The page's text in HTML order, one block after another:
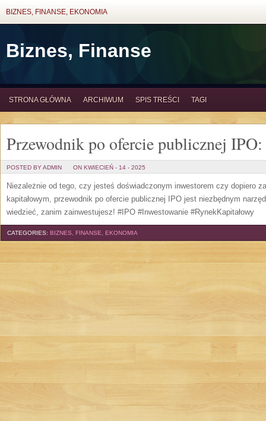
BIZNES, FINANSE, EKONOMIA
Biznes, Finanse
STRONA GŁÓWNA ARCHIWUM SPIS TREŚCI TAGI
Przewodnik po ofercie publicznej
POSTED BY ADMIN ON KWIECIEŃ - 14 - 2025
Niezależnie od tego, czy jesteś doświadczonym inwestorem czy dopiero
kapitałowym, przewodnik po ofercie publicznej IPO jest niezbędnym
wiedzieć, zanim zainwestujesz! #IPO #Inwestowanie #RynekKapitałowy
CATEGORIES: BIZNES, FINANSE, EKONOMIA